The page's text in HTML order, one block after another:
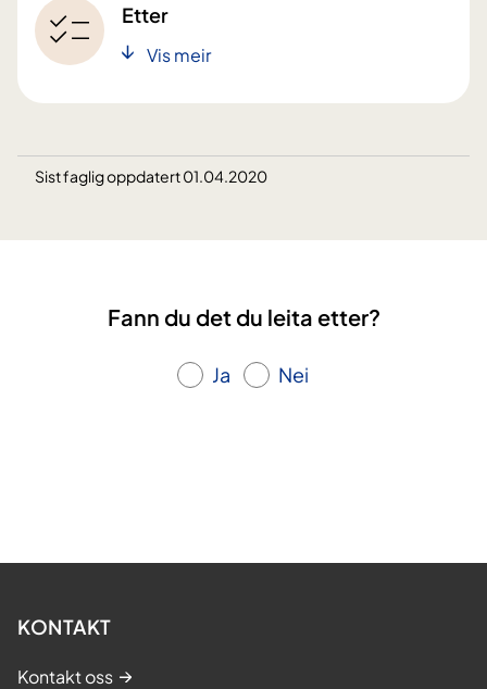
Etter
Vis meir
Sist faglig oppdatert 01.04.2020
Fann du det du leita etter?
Ja Nei
KONTAKT
Kontakt oss